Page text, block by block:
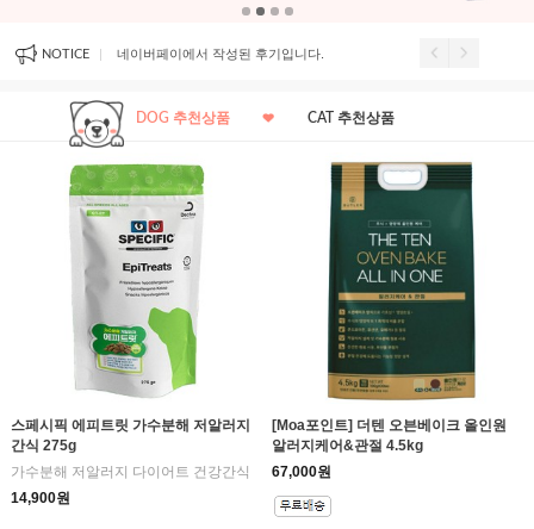
NOTICE
입니다. 네이버페이에서 작성된 후기입니다. 네이버페이에서 작성된
DOG 추천상품 CAT 추천상품
스페시픽 에피트릿 가수분해 저알러지
간식 275g
가수분해 저알러지 다이어트 건강간식
14,900원
[Moa포인트] 더텐 오븐베이크 올인원
알러지케어&관절 4.5kg
67,000원